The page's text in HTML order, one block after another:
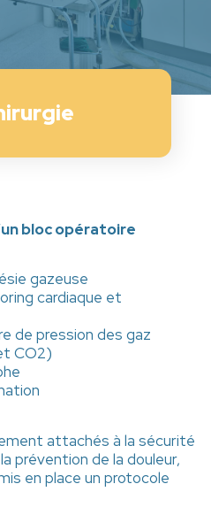
un bloc opératoire
gazeuse
cardiaque et
de pression des gaz
CO2)
attachés à la sécurité
prévention de la douleur,
en place un protocole